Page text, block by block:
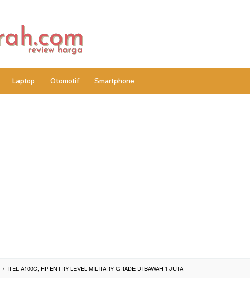
Laptop Otomotif Smartphone
/ ITEL A100C, HP ENTRY-LEVEL MILITARY GRADE DI BAWAH 1 JUTA